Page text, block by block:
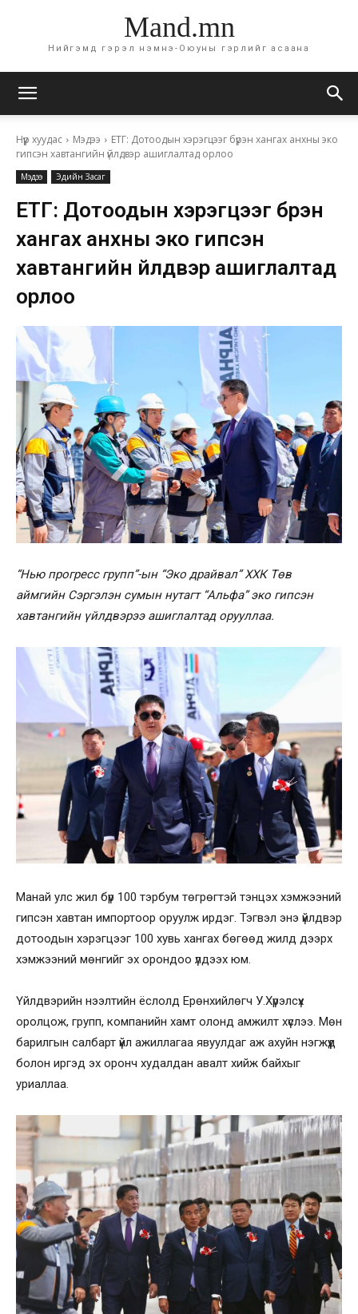
Mand.mn
Нийгэмд гэрэл нэмнэ-Оюуны гэрлийг асаана
Нүүр хуудас Мэдээ
ЕТГ: Дотоодын хэрэгцээг бүрэн хангах анхны эко
гипсэн хавтангийн үйлдвэр ашиглалтад орлоо
Мэдээ Эдийн Засаг
ЕТГ: Дотоодын хэрэгцээг бүрэн
хангах анхны эко гипсэн
хавтангийн үйлдвэр ашиглалтад
орлоо
“Нью прогресс групп”-ын “Эко драйвал” ХХК Төв
аймгийн Сэргэлэн сумын нутагт “Альфа” эко гипсэн
хавтангийн үйлдвэрээ ашиглалтад орууллаа.
Манай улс жил бүр 100 тэрбум төгрөгтэй тэнцэх хэмжээний
гипсэн хавтан импортоор оруулж ирдэг. Тэгвэл энэ үйлдвэр
дотоодын хэрэгцээг 100 хувь хангах бөгөөд жилд дээрх
хэмжээний мөнгийг эх орондоо үлдээх юм.
Үйлдвэрийн нээлтийн ёслолд Ерөнхийлөгч У.Хүрэлсүх
оролцож, групп, компанийн хамт олонд амжилт хүслээ. Мөн
барилгын салбарт үйл ажиллагаа явуулдаг аж ахуйн нэгжүүд
болон иргэд эх оронч худалдан авалт хийж байхыг
уриаллаа.